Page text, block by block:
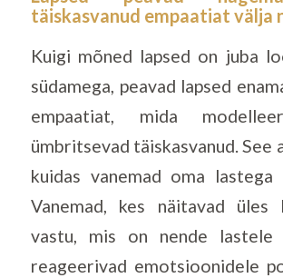
täiskasvanud empaatiat välja
Kuigi mõned lapsed on juba
südamega, peavad lapsed
empaatiat, mida
ümbritsevad täiskasvanud. See
kuidas vanemad oma lastega
Vanemad, kes näitavad üles
vastu, mis on nende lastele
reageerivad emotsioonidele